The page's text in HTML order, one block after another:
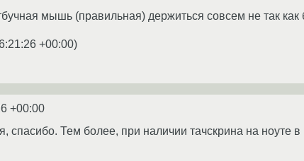
мышь (правильная) держиться совсем не так
+00:00)
+00:00
спасибо. Тем более, при наличии тачскрина на ноуте